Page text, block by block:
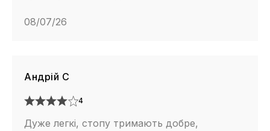
08/07/26
Андрій С
4
Дуже легкі, стопу тримають добре,